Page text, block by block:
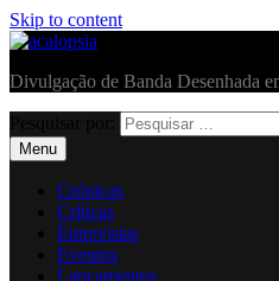
Skip to content
acalopsia
Divulgação de Banda Desenhada
Menu
Crónicas
Críticas
Entrevistas
Eventos
Lançamentos